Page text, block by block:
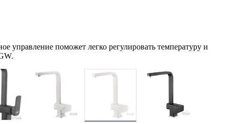
управление поможет легко регулировать температуру и